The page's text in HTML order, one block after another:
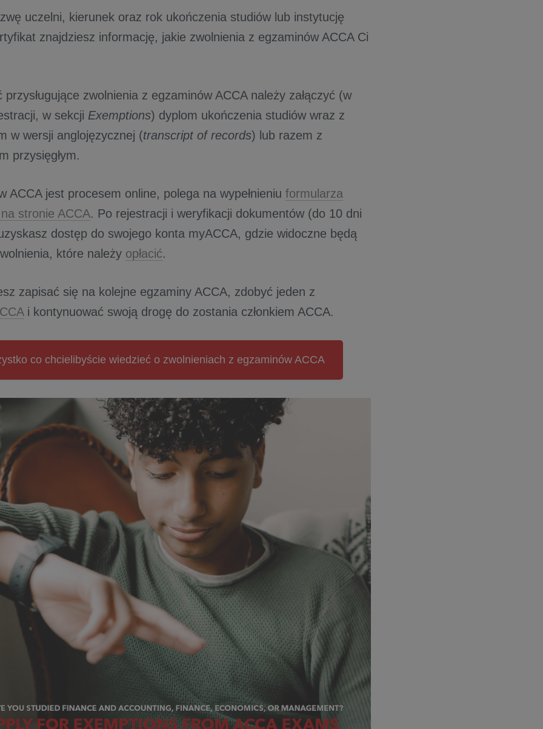
uczelni, kierunek oraz rok ukończenia studiów lub instytucję
znajdziesz informację, jakie zwolnienia z egzaminów ACCA Ci
przysługujące zwolnienia z egzaminów ACCA należy załączyć (w
w sekcji Exemptions) dyplom ukończenia studiów wraz z
w wersji anglojęzycznej (transcript of records) lub razem z
przysięgłym.
ACCA jest procesem online, polega na wypełnieniu formularza
stronie ACCA. Po rejestracji i weryfikacji dokumentów (do 10 dni
dostęp do swojego konta myACCA, gdzie widoczne będą
które należy opłacić.
zapisać się na kolejne egzaminy ACCA, zdobyć jeden z
i kontynuować swoją drogę do zostania członkiem ACCA.
co chcielibyście wiedzieć o zwolnieniach z egzaminów ACCA